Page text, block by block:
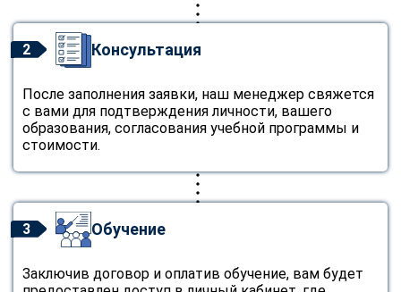
2 Консультация
После заполнения заявки, наш менеджер свяжется
с вами для подтверждения личности, вашего
образования, согласования учебной программы и
стоимости.
3 Обучение
Заключив договор и оплатив обучение, вам будет